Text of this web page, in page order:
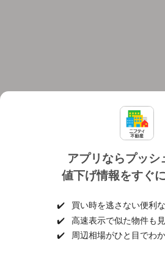
アプリならプッシ
値下げ情報をすぐ
✔️
買い時を逃さない便利
✔️
高速表示で似た物件も
✔️
周辺相場がひと目でわ
個人情報保護ポリシー
ヘルプ・お問い合わせ